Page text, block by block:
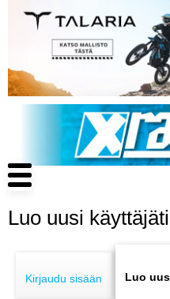
pääsisältöön
Main
navigation
Luo uusi
tabs
Kirjaudu sisään Luo